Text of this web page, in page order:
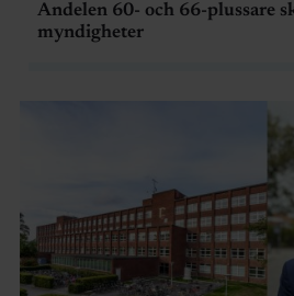
Andelen 60- och 66-plussare
myndigheter